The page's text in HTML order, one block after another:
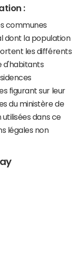
:
communes
dont la population
les différents
d'habitants
figurant sur leur
du ministère de
utilisées dans ce
légales non